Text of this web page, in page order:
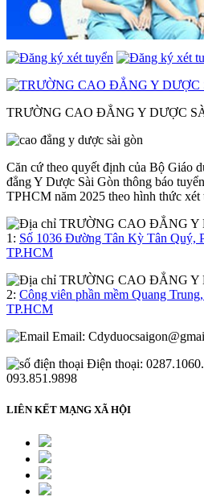
TRƯỜNG CAO ĐẲNG Y DƯỢC
Căn cứ theo quyết định của Bộ Giáo
đẳng Y Dược Sài Gòn thông báo
TPHCM năm 2025 theo hình thức xét
1: Số 1036 Đường Tân Kỳ Tân Quý,
TP.HCM
2: Công viên phần mềm Quang
TP.HCM
Email:
Điện thoại:
093.851.9898
LIÊN KẾT MẠNG XÃ HỘI